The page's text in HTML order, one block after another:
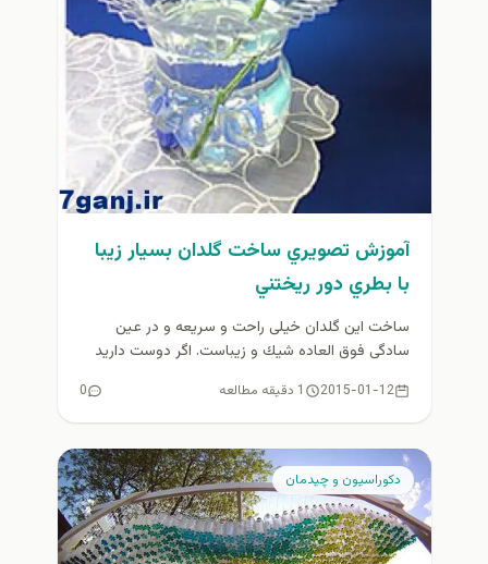
آموزش تصويري ساخت گلدان بسيار زيبا
با بطري دور ريختني
ساخت این گلدان خیلی راحت و سریعه و در عین
سادگی فوق العاده شيك و زیباست. اگر دوست دارید
2015-01-12 1 دقیقه مطالعه 0
دكوراسيون و چيدمان